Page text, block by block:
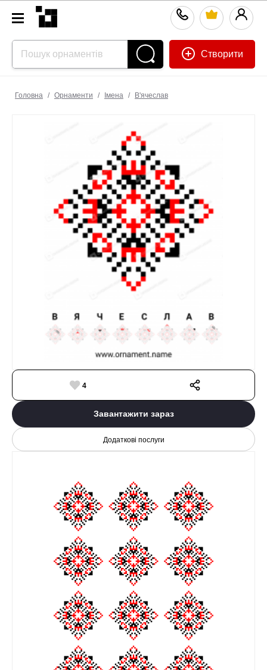
Створити
Головна / Орнаменти / Імена / В'ячеслав
4
Завантажити зараз
Додаткові послуги